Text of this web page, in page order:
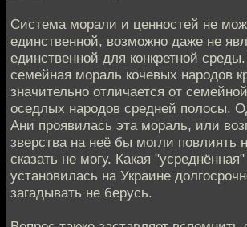
Система морали и ценностей не
единственной, возможно даже не
единственной для конкретной
семейная мораль кочевых народов
значительно отличается от
оседлых народов средней полосы.
Ани проявилась эта мораль, или
зверства на неё бы могли повлиять
сказать не могу. Какая
установилась на Украине
загадывать не берусь.